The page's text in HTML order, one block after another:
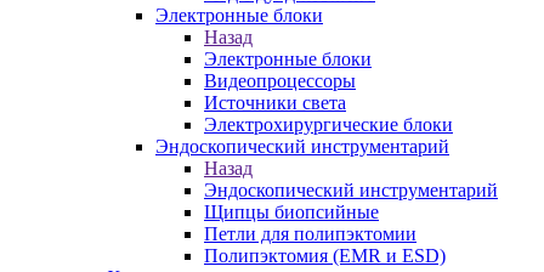
Электронные блоки
Назад
Электронные блоки
Видеопроцессоры
Источники света
Электрохирургические блоки
Эндоскопический инструментарий
Назад
Эндоскопический инструментарий
Щипцы биопсийные
Петли для полипэктомии
Полипэктомия (EMR и ESD)